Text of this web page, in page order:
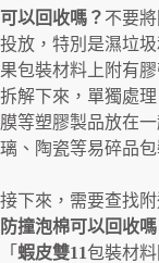
可以回收嗎？ 不要
投放，特別是濕垃
果包裝材料上附有
拆解下來，單獨處理
膜等塑膠製品放在
璃、陶瓷等易碎品
接下來，需要查找
防撞泡棉可以回收嗎
「 蝦皮雙11包裝材